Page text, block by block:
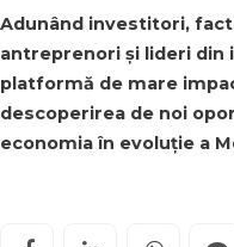
Adunând investitori,
antreprenori și lideri
platformă de mare
descoperirea de noi
economia în evoluție a